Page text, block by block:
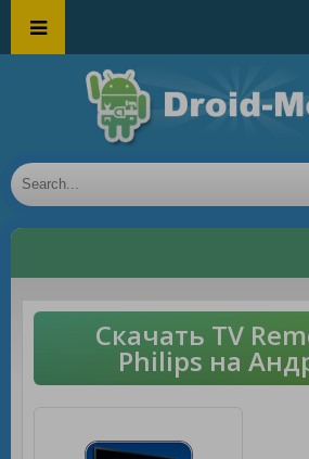
Скачать TV
Philips на